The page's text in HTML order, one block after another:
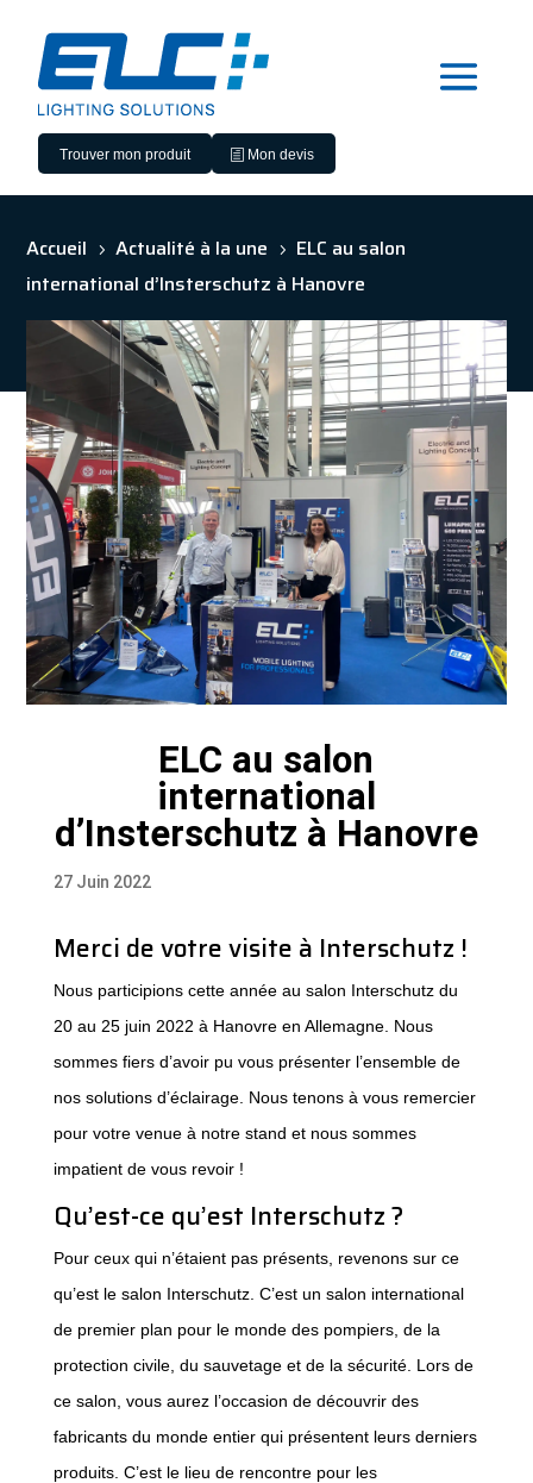
Trouver mon produit Mon devis
Accueil 5 Actualité à la une 5
ELC au salon
international d’Insterschutz à Hanovre
ELC au salon
international
d’Insterschutz à Hanovre
27 Juin 2022
Merci de votre visite à Interschutz !
Nous participions cette année au salon Interschutz du
20 au 25 juin 2022 à Hanovre en Allemagne. Nous
sommes fiers d’avoir pu vous présenter l’ensemble de
nos solutions d’éclairage. Nous tenons à vous remercier
pour votre venue à notre stand et nous sommes
impatient de vous revoir !
Qu’est-ce qu’est Interschutz ?
Pour ceux qui n’étaient pas présents, revenons sur ce
qu’est le salon Interschutz. C’est un salon international
de premier plan pour le monde des pompiers, de la
protection civile, du sauvetage et de la sécurité. Lors de
ce salon, vous aurez l’occasion de découvrir des
fabricants du monde entier qui présentent leurs derniers
produits. C’est le lieu de rencontre pour les